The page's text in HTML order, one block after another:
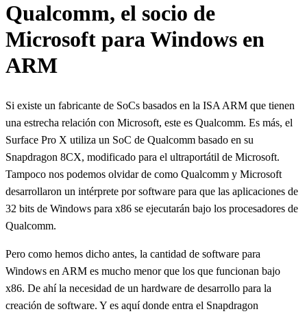
Qualcomm, el socio de
Microsoft para Windows en
ARM
Si existe un fabricante de SoCs basados en la ISA ARM que tienen
una estrecha relación con Microsoft, este es Qualcomm. Es más, el
Surface Pro X utiliza un SoC de Qualcomm basado en su
Snapdragon 8CX, modificado para el ultraportátil de Microsoft.
Tampoco nos podemos olvidar de como Qualcomm y Microsoft
desarrollaron un intérprete por software para que las aplicaciones de
32 bits de Windows para x86 se ejecutarán bajo los procesadores de
Qualcomm.
Pero como hemos dicho antes, la cantidad de software para
Windows en ARM es mucho menor que los que funcionan bajo
x86. De ahí la necesidad de un hardware de desarrollo para la
creación de software. Y es aquí donde entra el Snapdragon